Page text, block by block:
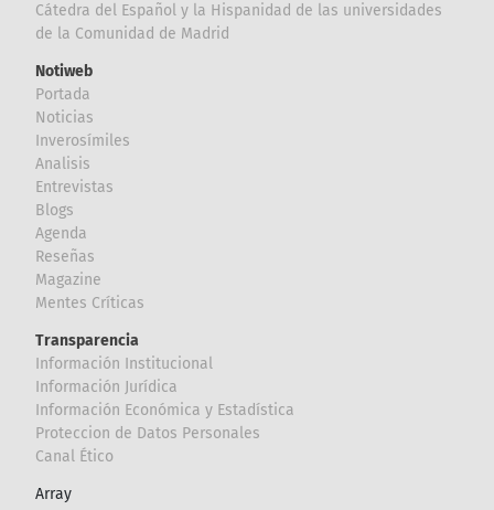
Cátedra del Español y la Hispanidad de las universidades
de la Comunidad de Madrid
Notiweb
Portada
Noticias
Inverosímiles
Analisis
Entrevistas
Blogs
Agenda
Reseñas
Magazine
Mentes Críticas
Transparencia
Información Institucional
Información Jurídica
Información Económica y Estadística
Proteccion de Datos Personales
Canal Ético
Array